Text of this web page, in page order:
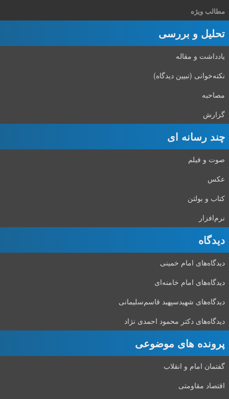
مطالب ویژه
تحلیل و بررسی
یادداشت و مقاله
نکته‌خوانی (تبیین دیدگاه)
مصاحبه
گزارش
چند رسانه ای
صوت و فیلم
عکس
کتاب و بولتن
نرم‌افزار
دیدگاه‌
دیدگاه‌های امام خمینی
دیدگاه‌های امام خامنه‌ای
دیدگاه‌های شهید‌سپهبد قاسم‌سلیمانی
دیدگاه‌های دکتر محمود احمدی نژاد
پرونده های موضوعی
گفتمان امام و انقلاب
اقتصاد مقاومتی